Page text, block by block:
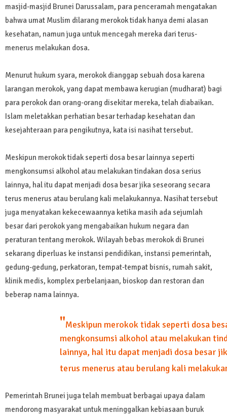
masjid-masjid Brunei Darussalam, para penceramah mengatakan
bahwa umat Muslim dilarang merokok tidak hanya demi alasan
kesehatan, namun juga untuk mencegah mereka dari terus-
menerus melakukan dosa.
Menurut hukum syara, merokok dianggap sebuah dosa karena
larangan merokok, yang dapat membawa kerugian (mudharat) bagi
para perokok dan orang-orang disekitar mereka, telah diabaikan.
Islam meletakkan perhatian besar terhadap kesehatan dan
kesejahteraan para pengikutnya, kata isi nasihat tersebut.
Meskipun merokok tidak seperti dosa besar lainnya seperti
mengkonsumsi alkohol atau melakukan tindakan dosa serius
lainnya, hal itu dapat menjadi dosa besar jika seseorang secara
terus menerus atau berulang kali melakukannya. Nasihat tersebut
juga menyatakan kekecewaannya ketika masih ada sejumlah
besar dari perokok yang mengabaikan hukum negara dan
peraturan tentang merokok. Wilayah bebas merokok di Brunei
sekarang diperluas ke instansi pendidikan, instansi pemerintah,
gedung-gedung, perkatoran, tempat-tempat bisnis, rumah sakit,
klinik medis, komplex perbelanjaan, bioskop dan restoran dan
beberap nama lainnya.
"Meskipun merokok tidak seperti dosa
mengkonsumsi alkohol atau melakukan
lainnya, hal itu dapat menjadi dosa besar
terus menerus atau berulang kali
Pemerintah Brunei juga telah membuat berbagai upaya dalam
mendorong masyarakat untuk meninggalkan kebiasaan buruk